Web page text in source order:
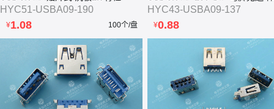
HYC51-USBA09-190
¥1.08 100个/盘
HYC43-USBA09-137
¥0.88